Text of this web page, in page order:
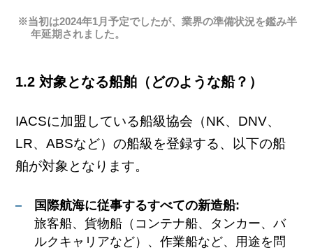
※当初は2024年1月予定でしたが、業界の準備状況を鑑み半
年延期されました。
1.2 対象となる船舶（どのような船？）
IACSに加盟している船級協会（NK、DNV、
LR、ABSなど）の船級を登録する、以下の船
舶が対象となります。
国際航海に従事するすべての新造船:
旅客船、貨物船（コンテナ船、タンカー、バ
ルクキャリアなど）、作業船など、用途を問